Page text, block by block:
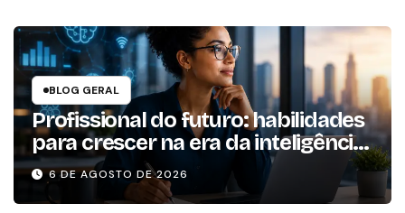
BLOG GERAL
Profissional do futuro: habilidades
para crescer na era da inteligência
artificial
6 DE AGOSTO DE 2026